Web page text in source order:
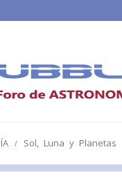
Sol, Luna y Planetas